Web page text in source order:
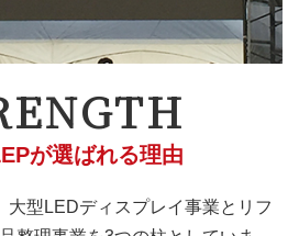
が選ばれる理由
大型LEDディスプレイ事業とリフ